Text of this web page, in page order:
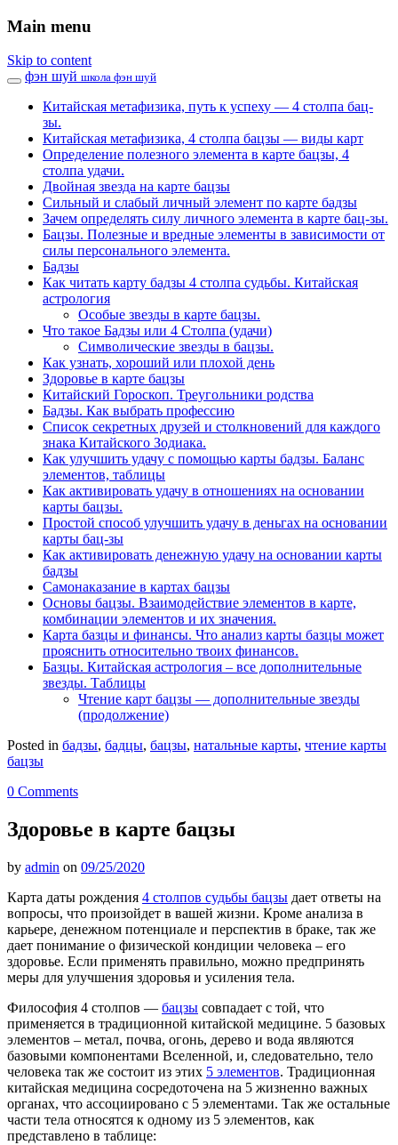
Main menu
Skip to content
фэн шуй школа фэн шуй
Китайская метафизика, путь к успеху — 4 столпа бац-
зы.
Китайская метафизика, 4 столпа бацзы — виды карт
Определение полезного элемента в карте бацзы, 4
столпа удачи.
Двойная звезда на карте бацзы
Сильный и слабый личный элемент по карте бадзы
Зачем определять силу личного элемента в карте бац-зы.
Бацзы. Полезные и вредные элементы в зависимости от
силы персонального элемента.
Бадзы
Как читать карту бадзы 4 столпа судьбы. Китайская
астрология
Особые звезды в карте бацзы.
Что такое Бадзы или 4 Столпа (удачи)
Символические звезды в бацзы.
Как узнать, хороший или плохой день
Здоровье в карте бацзы
Китайский Гороскоп. Треугольники родства
Бадзы. Как выбрать профессию
Список секретных друзей и cтолкновений для каждого
знака Китайского Зодиака.
Как улучшить удачу с помощью карты бадзы. Баланс
элементов, таблицы
Как активировать удачу в отношениях на основании
карты бацзы.
Простой способ улучшить удачу в деньгах на основании
карты бац-зы
Как активировать денежную удачу на основании карты
бадзы
Самонаказание в картах бацзы
Основы бацзы. Взаимодействие элементов в карте,
комбинации элементов и их значения.
Карта базцы и финансы. Что анализ карты базцы может
прояснить относительно твоих финансов.
Базцы. Китайская астрология – все дополнительные
звезды. Таблицы
Чтение карт бацзы — дополнительные звезды
(продолжение)
Posted in бадзы, бадцы, бацзы, натальные карты, чтение карты
бацзы
0 Comments
Здоровье в карте бацзы
by admin on 09/25/2020
Карта даты рождения 4 столпов судьбы бацзы дает ответы на
вопросы, что произойдет в вашей жизни. Кроме анализа в
карьере, денежном потенциале и перспектив в браке, так же
дает понимание о физической кондиции человека – его
здоровье. Если применять правильно, можно предпринять
меры для улучшения здоровья и усиления тела.
Философия 4 столпов — бацзы совпадает с той, что
применяется в традиционной китайской медицине. 5 базовых
элементов – метал, почва, огонь, дерево и вода являются
базовыми компонентами Вселенной, и, следовательно, тело
человека так же состоит из этих 5 элементов. Традиционная
китайская медицина сосредоточена на 5 жизненно важных
органах, что ассоциировано с 5 элементами. Так же остальные
части тела относятся к одному из 5 элементов, как
представлено в таблице: